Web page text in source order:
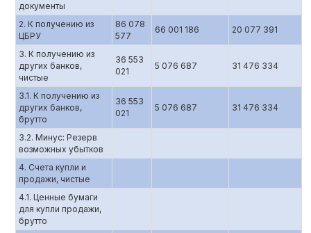
документы
2. К получению из
ЦБРУ
86 078
577
66 001 186 20 077 391
3. К получению из
других банков,
чистые
36 553
021
5 076 687 31 476 334
3.1. К получению из
других банков,
брутто
36 553
021
5 076 687 31 476 334
3.2. Минус: Резерв
возможных убытков
4. Счета купли и
продажи, чистые
4.1. Ценные бумаги
для купли продажи,
брутто